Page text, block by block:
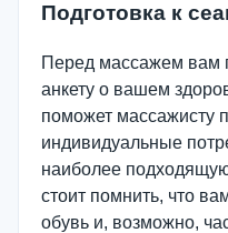
Подготовка к
Перед массажем вам
анкету о вашем
поможет массажисту
индивидуальные
наиболее
стоит помнить, что
обувь и, возможно,